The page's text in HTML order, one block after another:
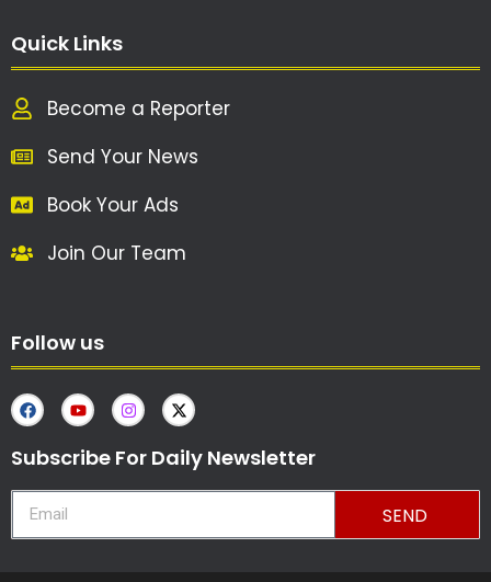
Quick Links
Become a Reporter
Send Your News
Book Your Ads
Join Our Team
Follow us
Subscribe For Daily Newsletter
SEND